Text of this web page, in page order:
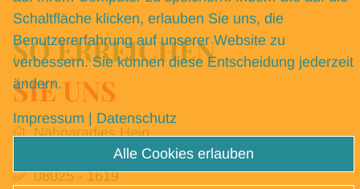
Schaltfläche klicken, erlauben Sie uns, die
Benutzererfahrung auf unserer Website zu
verbessern. Sie können diese Entscheidung jederzeit
ändern.
Impressum Datenschutz
Alle Cookies erlauben
SO ERREICHEN
SIE UNS
Nähparadies Hein
Haidmühlstraße 8,Miesbach 83714
08025 - 1619